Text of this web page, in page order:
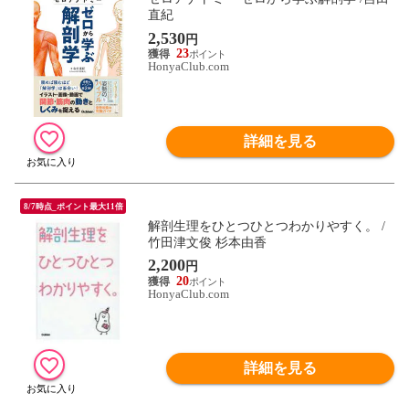
直紀
2,530円
23
HonyaClub.com
詳細を見る
8/7時点_ポイント最大11倍
解剖生理をひとつひとつわかりやすく。 /
竹田津文俊 杉本由香
2,200円
20
HonyaClub.com
詳細を見る